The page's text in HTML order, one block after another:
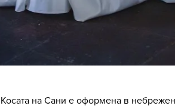
Косата на Сани е оформена в